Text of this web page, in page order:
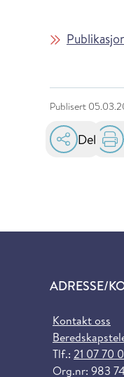
Publisert
Del
ADRESSE/
Kontakt oss
Tlf.: 21 07 70
Org.nr: 983